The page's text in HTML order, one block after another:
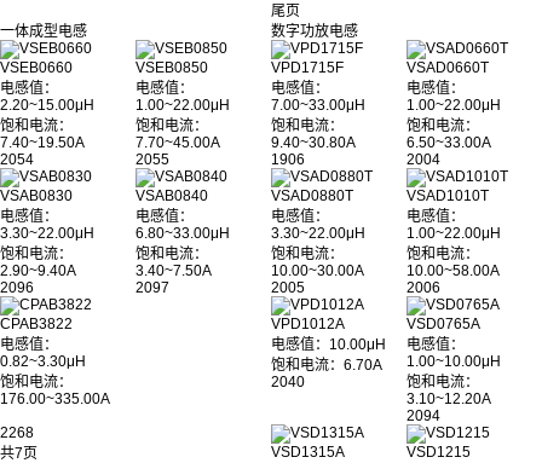
尾页
一体成型电感
VSEB0660
电感值：
2.20~15.00μH
饱和电流：
7.40~19.50A
2054
VSEB0850
电感值：
1.00~22.00μH
饱和电流：
7.70~45.00A
2055
VSAB0830
电感值：
3.30~22.00μH
饱和电流：
2.90~9.40A
2096
VSAB0840
电感值：
6.80~33.00μH
饱和电流：
3.40~7.50A
2097
CPAB3822
电感值：
0.82~3.30μH
饱和电流：
176.00~335.00A
2268
共7页
数字功放电感
VPD1715F
电感值：
7.00~33.00μH
饱和电流：
9.40~30.80A
1906
VSAD0660T
电感值：
1.00~22.00μH
饱和电流：
6.50~33.00A
2004
VSAD0880T
电感值：
3.30~22.00μH
饱和电流：
10.00~30.00A
2005
VSAD1010T
电感值：
1.00~22.00μH
饱和电流：
10.00~58.00A
2006
VPD1012A
电感值：10.00μH
饱和电流：6.70A
2040
VSD0765A
电感值：
1.00~10.00μH
饱和电流：
3.10~12.20A
2094
VSD1315A
VSD1215